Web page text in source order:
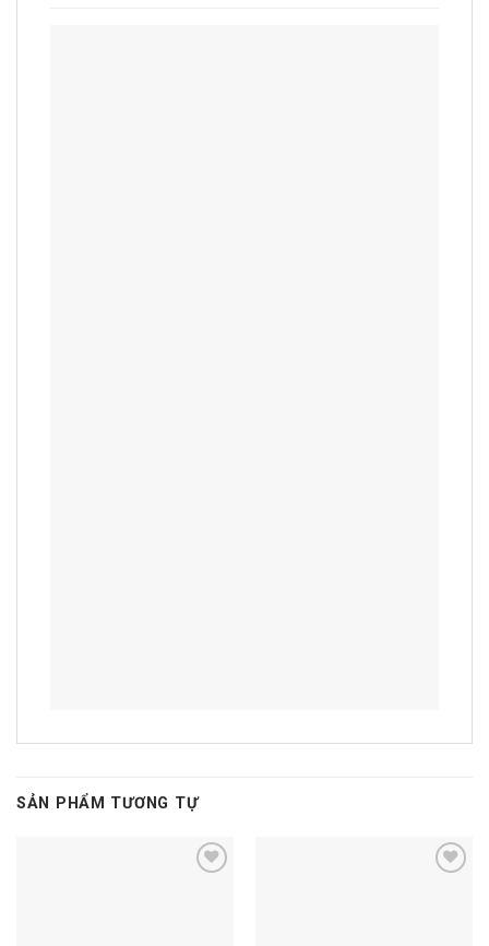
SẢN PHẨM TƯƠNG TỰ